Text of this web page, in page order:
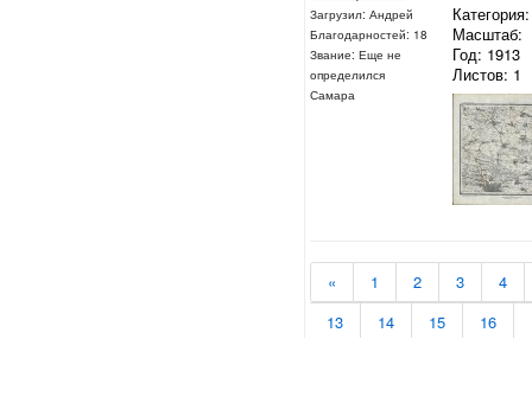
Загрузил: Андрей
Благодарностей: 18
Звание: Еще не
определился
Самара
Масштаб:
Год: 1913
Листов: 1
« 1 2 3
4
13
14 15 16